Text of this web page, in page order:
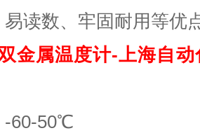
读数、牢固耐用等优
金属温度计-上海自
-60-50℃